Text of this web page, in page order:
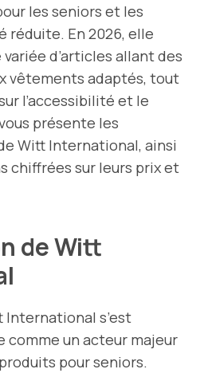
les seniors et les
réduite. En 2026, elle
d’articles allant des
vêtements adaptés, tout
l’accessibilité et le
présente les
Witt International, ainsi
chiffrées sur leurs prix et
de Witt
International s’est
comme un acteur majeur
pour seniors.